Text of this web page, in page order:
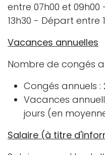
entre 07h00 et 09h00
13h30 - Départ entre
Vacances annuelles
Nombre de congés
Congés annuels :
Vacances
jours (en
Salaire (à titre